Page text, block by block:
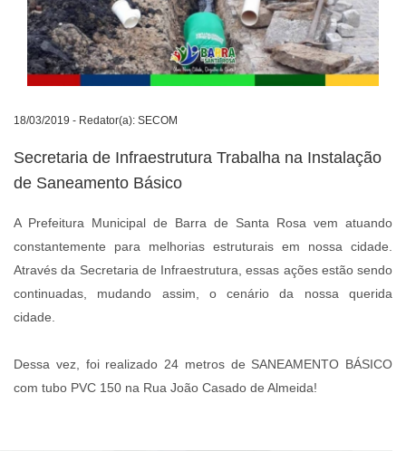
18/03/2019 - Redator(a): SECOM
Secretaria de Infraestrutura Trabalha na Instalação
de Saneamento Básico
A Prefeitura Municipal de Barra de Santa Rosa vem atuando
constantemente para melhorias estruturais em nossa cidade.
Através da Secretaria de Infraestrutura, essas ações estão sendo
continuadas, mudando assim, o cenário da nossa querida
cidade.
Dessa vez, foi realizado 24 metros de SANEAMENTO BÁSICO
com tubo PVC 150 na Rua João Casado de Almeida!